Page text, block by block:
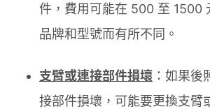
件，費用可能在 500 至 1500
品牌和型號而有所不同。
支臂或連接部件損壞 ：如果後
接部件損壞，可能要更換支臂